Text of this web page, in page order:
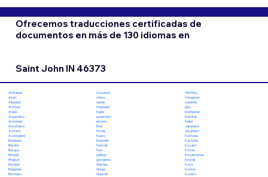
Ofrecemos traducciones certificadas de
documentos en más de 130 idiomas en
Saint John IN 46373
Afrikaans
Akan
Albanian
Amharic
Arabic
Aragonese
Armenian
Assamese
Aymara
Azerbaijani
Bambara
Bashkir
Basque
Bengali
Bhojpuri
Bosnian
Bulgarian
Burmese
Chuvashi
checo
danés
Holandés
Inglés
esperanto
estonio
Ewe
feroés
fiyiano
finlandés
Francés
Fula
gallego
georgiano
Alemán
Griego
Gujarati
Hiri Motu
Hungarian
Icelandic
Igbo
Indonesian
Inuktitut
Italian
Japanese
Javanese
Kannada
Kashmiri
Kazakh
Khmer
Kinyarwanda
Kirundi
Komi
Korean
Kurdish